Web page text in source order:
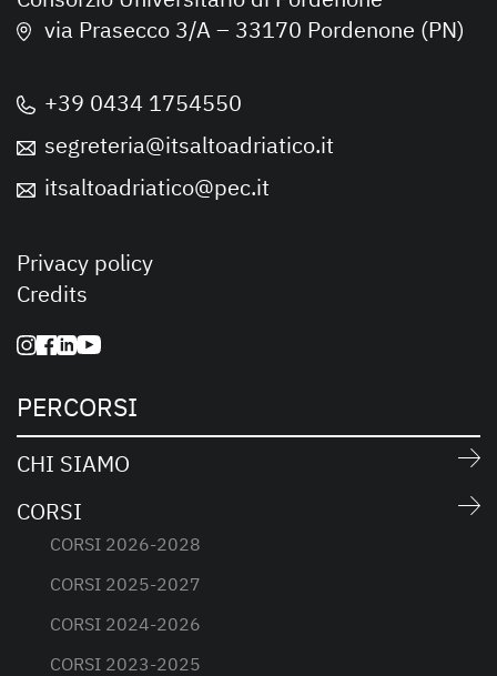
via Prasecco 3/A – 33170 Pordenone (PN)
+39 0434 1754550
segreteria@itsaltoadriatico.it
itsaltoadriatico@pec.it
Privacy policy
Credits
PERCORSI
CHI SIAMO
CORSI
CORSI 2026-2028
CORSI 2025-2027
CORSI 2024-2026
CORSI 2023-2025